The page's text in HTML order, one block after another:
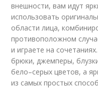
внешности, вам идут
использовать
области лица,
противоположном
и играете на
брюки, джемперы,
бело–серых цветов, а
из самых простых